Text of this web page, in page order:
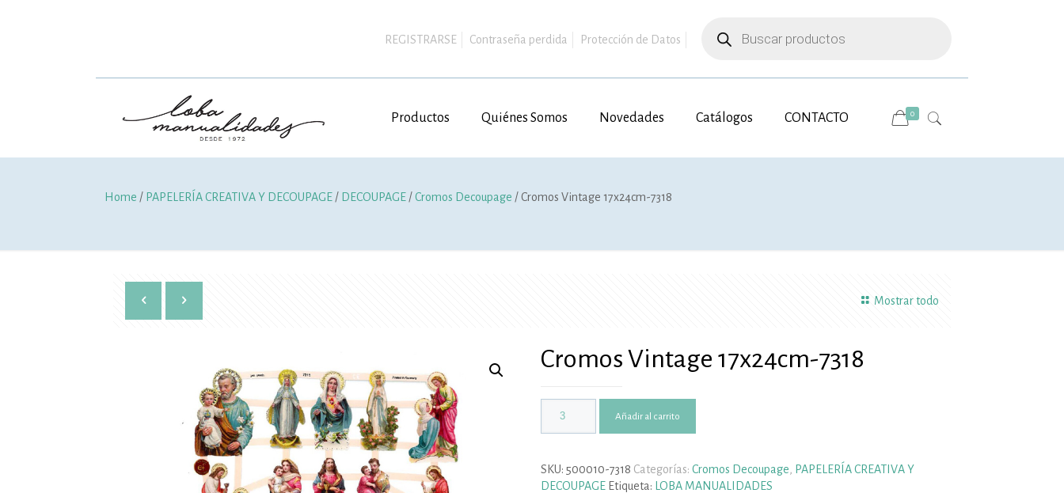
REGISTRARSE Contraseña perdida Protección de Datos
productos
Productos Quiénes Somos Novedades Catálogos CONTACTO 0
Home / PAPELERÍA CREATIVA Y DECOUPAGE / DECOUPAGE /Cromos Decoupage / Cromos Vintage 17x24cm-7318
Mostrar todo
Cromos Vintage 17x24cm-7318
Añadir al carrito
SKU: 500010-7318 Categorías: Cromos Decoupage
PAPELERÍA CREATIVA Y
DECOUPAGE Etiqueta: LOBA MANUALIDADES